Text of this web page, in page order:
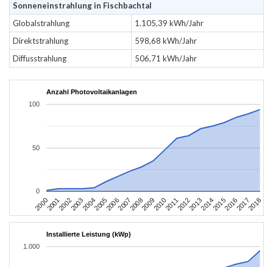
Sonneneinstrahlung in Fischbachtal
Globalstrahlung
1.105,39 kWh/Jahr
Direktstrahlung
598,68 kWh/Jahr
Diffusstrahlung
506,71 kWh/Jahr
Anzahl Photovoltaikanlagen
2000200120022003200420052006200720082009201020112012201320142015201620172018
0
50
100
Installierte Leistung (kWp)
1.000